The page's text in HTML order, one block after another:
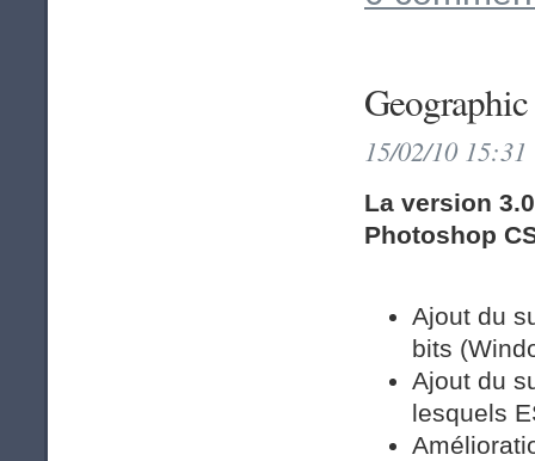
15/02/10
La version
Photoshop
Ajout du
bits
Ajout du
lesquels